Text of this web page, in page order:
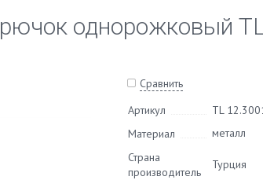
однорожковый
Сравнить
Артикул
TL
Материал
металл
Страна
производитель
Турция